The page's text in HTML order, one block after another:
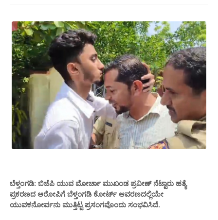
ಬೆಳ್ತಂಗಡಿ: ಬಿಜೆಪಿ ಯುವ ಮೋರ್ಚಾ ಮುಖಂಡ ಪ್ರವೀಣ್ ನೆಟ್ಟಾರು ಹತ್ಯೆ
ಪ್ರಕರಣದ ಆರೋಪಿಗೆ ಬೆಳ್ತಂಗಡಿ ಕೋರ್ಟ್ ಆವರಣದಲ್ಲಿಯೇ
ಯುವಕನೋರ್ವನು ಮುತ್ತಿಟ್ಟ ಪ್ರಸಂಗವೊಂದು ಸಂಭವಿಸಿದೆ.